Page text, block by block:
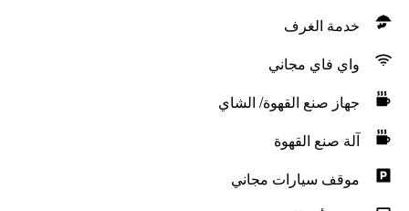
خدمة الغرف
واي فاي مجاني
جهاز صنع القهوة/ الشاي
آلة صنع القهوة
موقف سيارات مجاني